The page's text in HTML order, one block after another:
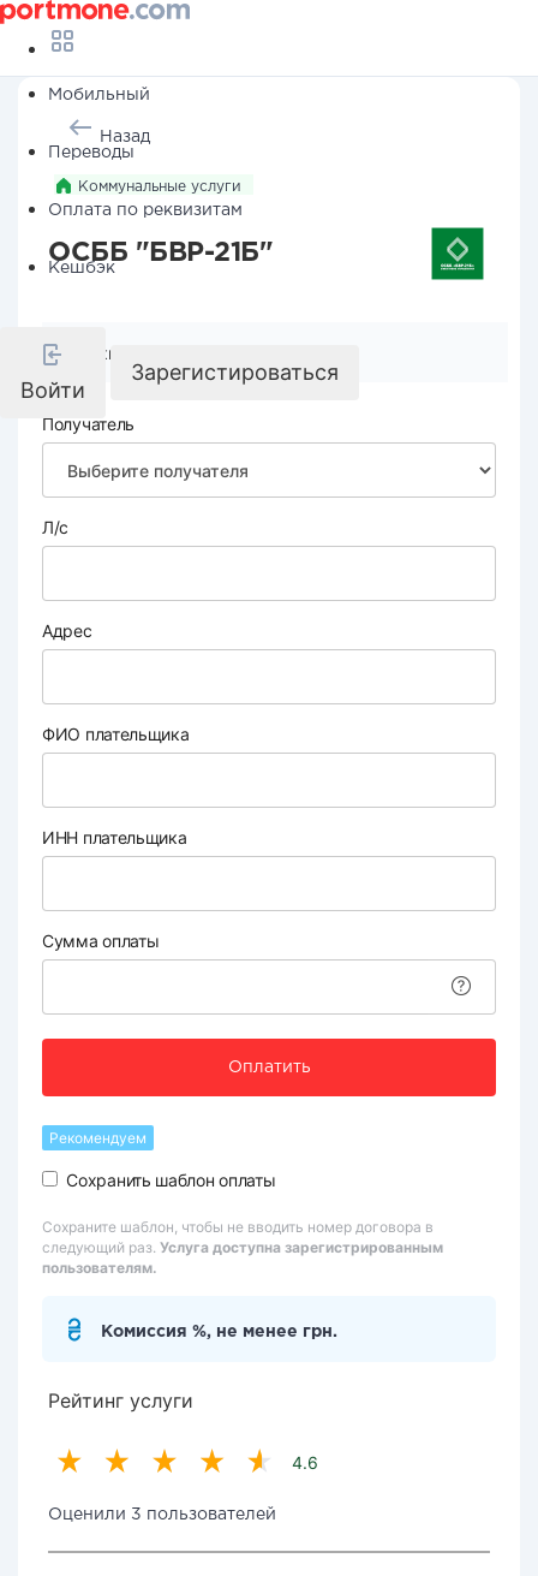
Мобильный
Переводы
Оплата по реквизитам
Кешбэк
Войти
Зарегистироваться
Назад
Коммунальные услуги
ОСББ "БВР-21Б"
Реквизиты компании
Получатель
Л/с
Адрес
ФИО плательщика
ИНН плательщика
Сумма оплаты
Оплатить
Рекомендуем
Сохранить шаблон оплаты
Сохраните шаблон, чтобы не вводить номер договора в
следующий раз. Услуга доступна зарегистрированным
пользователям.
Комиссия %, не менее грн.
Рейтинг услуги
4.6
Оценили 3 пользователей